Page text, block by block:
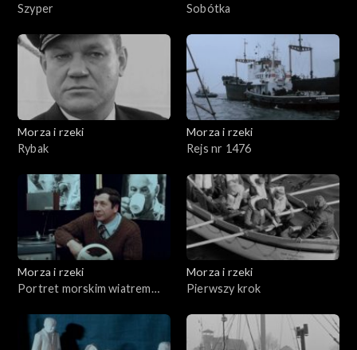
Szyper
Sobótka
Morza i rzeki
Rybak
Morza i rzeki
Rejs nr 1476
Morza i rzeki
Portret morskim wiatrem
Morza i rzeki
Pierwszy krok